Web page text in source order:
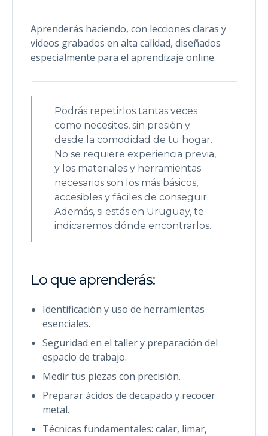
Aprenderás haciendo, con lecciones claras y
videos grabados en alta calidad, diseñados
especialmente para el aprendizaje online.
Podrás repetirlos tantas veces
como necesites, sin presión y
desde la comodidad de tu hogar.
No se requiere experiencia previa,
y los materiales y herramientas
necesarios son los más básicos,
accesibles y fáciles de conseguir.
Además, si estás en Uruguay, te
indicaremos dónde encontrarlos.
Lo que aprenderás:
Identificación y uso de herramientas
esenciales.
Seguridad en el taller y preparación del
espacio de trabajo.
Medir tus piezas con precisión.
Preparar ácidos de decapado y recocer
metal.
Técnicas fundamentales: calar, limar,